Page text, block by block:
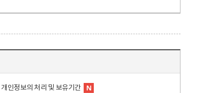
개인정보의 처리 및 보유기간